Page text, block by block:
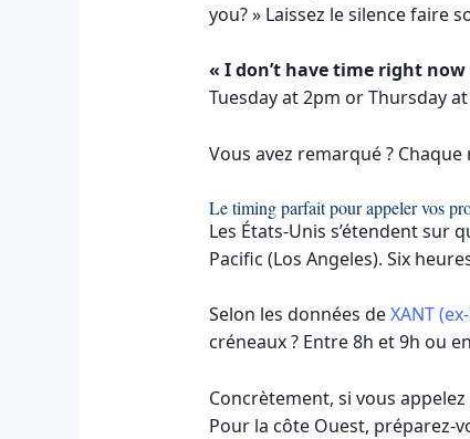
you? » Laissez le silence faire
« I don’t have time right now
Tuesday at 2pm or Thursday
Vous avez remarqué ?
Le timing parfait pour appeler vos
Les États-Unis s’étendent sur
Pacific (Los Angeles). Six
Selon les données deXANT
créneaux ? Entre 8h et 9h ou
Concrètement, si vous
Pour la côte Ouest, préparez-